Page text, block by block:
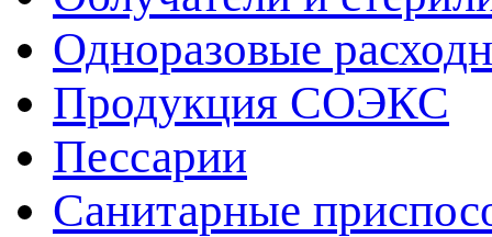
Одноразовые
Продукция СОЭКС
Пессарии
Санитарные